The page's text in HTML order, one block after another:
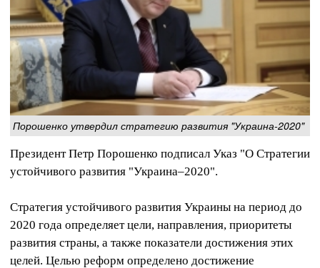
Порошенко утвердил стратегию развития "Украина-2020"
Президент Петр Порошенко подписал Указ "О Стратегии
устойчивого развития "Украина–2020".
Стратегия устойчивого развития Украины на период до
2020 года определяет цели, направления, приоритеты
развития страны, а также показатели достижения этих
целей. Целью реформ определено достижение